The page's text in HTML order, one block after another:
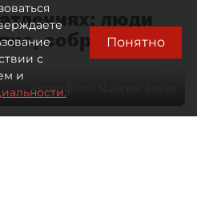
люди
собранное
Автор фото:
с
и
Понятно